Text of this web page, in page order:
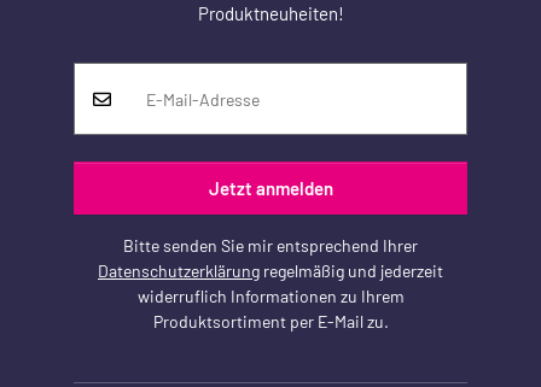
Produktneuheiten!
Jetzt anmelden
Bitte senden Sie mir entsprechend Ihrer
Datenschutzerklärung regelmäßig und jederzeit
widerruflich Informationen zu Ihrem
Produktsortiment per E-Mail zu.